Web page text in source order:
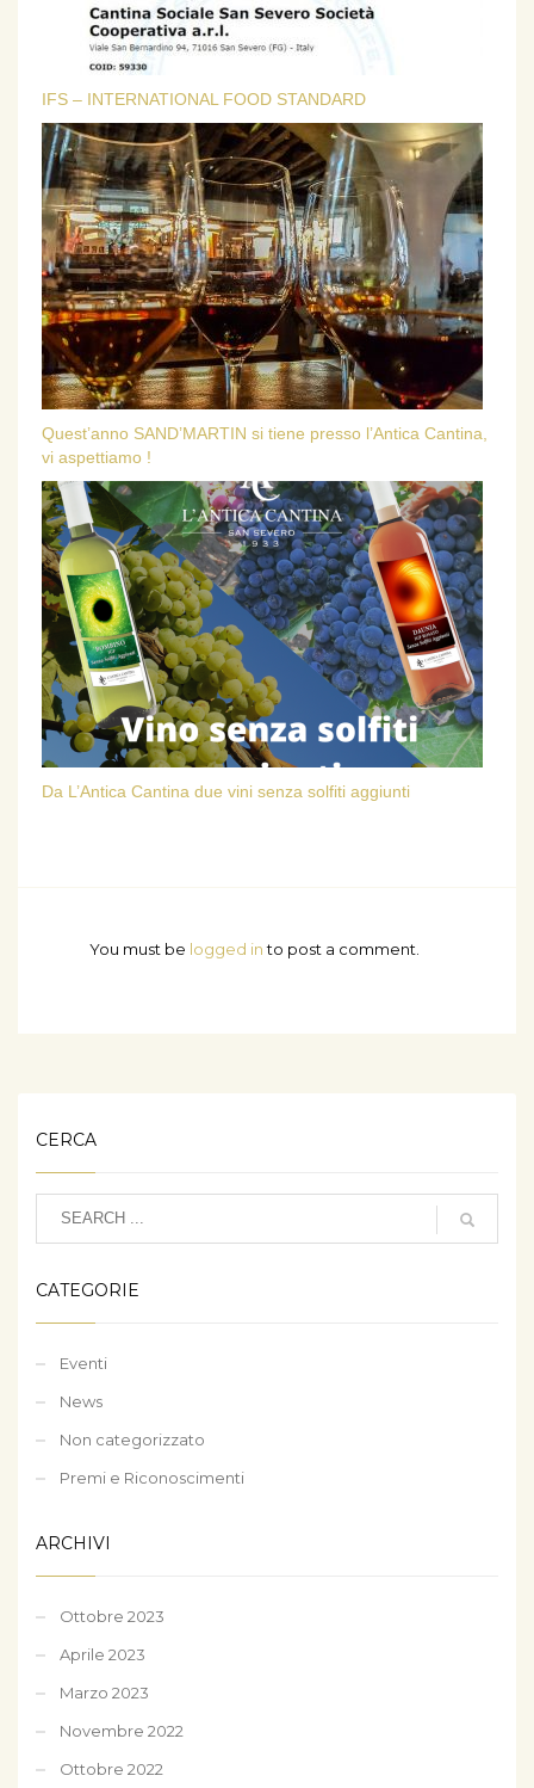
IFS – INTERNATIONAL FOOD STANDARD
Quest’anno SAND’MARTIN si tiene presso l’Antica Cantina,
vi aspettiamo !
Da L’Antica Cantina due vini senza solfiti aggiunti
You must be logged into post a comment.
CERCA
CATEGORIE
Eventi
News
Non categorizzato
Premi e Riconoscimenti
ARCHIVI
Ottobre 2023
Aprile 2023
Marzo 2023
Novembre 2022
Ottobre 2022